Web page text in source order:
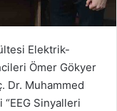
Elektrik-
Ömer Gökyer
Dr. Muhammed
Sinyalleri